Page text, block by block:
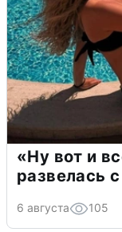
«Ну вот и
развелась
6 августа 105